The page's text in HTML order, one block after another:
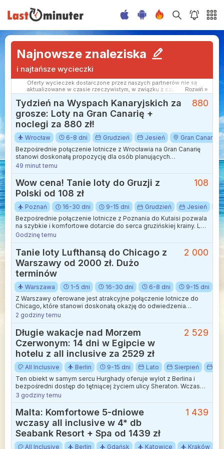
Najnowsze znaleziska
i najtańsze wycieczki
Oferty wycieczek dostarczone przez naszych partnerów nie są
aktualizowane w czasie rzeczywistym, w związku z czym ceny i
dostępność ofert mogą się nieznacznie różnić od aktualnych.
Dokładamy wszelkich starań aby rozbieżności były jak najmniejsze.
Rozwiń »
Tydzień na Wyspach Kanaryjskich za
grosze: Loty na Gran Canarię +
noclegi za 880 zł!
880
Wrocław 6-8 dni Grudzień Jesień
Gran Canaria
Bezpośrednie połączenie lotnicze z Wrocławia na Gran Canarię
stanowi doskonałą propozycję dla osób planujących
wypoczynek na archipelagu Wysp Kanaryjskich w okresie
zapewnia przelot trwający około pięciu i pół godziny, lądując w
samym sercu słonecznej Hiszpanii.
49 minut temu
Wow cena! Tanie loty do Gruzji z
Polski od 108 zł
108
Poznań 16-30 dni 9-15 dni Grudzień Jesień
Bezpośrednie połączenie lotnicze z Poznania do Kutaisi pozwala
na szybkie i komfortowe dotarcie do serca gruzińskiej krainy. Lot
z Wielkopolski trwa niespełna cztery godziny, co czyni ten
kierunek niezwykle atrakcyjnym celem na jesienną wyprawę.
Godzinę temu
Tanie loty Lufthansą do Chicago z
Warszawy od 2000 zł. Dużo
terminów
2 000
Warszawa 1-5 dni 16-30 dni 6-8 dni
9-15 dni
Z Warszawy oferowane jest atrakcyjne połączenie lotnicze do
Chicago, które stanowi doskonałą okazję do odwiedzenia
Stanów Zjednoczonych Ameryki. Podróż odbywa się z jedną
przesiadką we Frankfurcie nad Menem, co pozwala na chwilę
odpoczynku przed długim rejsem przez Ocean Atlantycki.
2 godziny temu
Długie wakacje nad Morzem
Czerwonym: 14 dni w Egipcie w
hotelu z all inclusive za 2529 zł
2 529
All Inclusive Berlin 9-15 dni Lato Sierpień
Ten obiekt w samym sercu Hurghady oferuje wylot z Berlina i
bezpośredni dostęp do tętniącej życiem ulicy Sheraton. Wczasy
w tym miejscu to doskonała propozycja dla osób, które chcą
poczuć rytm egipskiego kurortu, mając jednocześnie
zapewniony pełen komfort, ponieważ ta wycieczka jest w opcji
all inclusive. Na miejscu czekają dwa baseny zewnętrzne, w tym
sekcja ze zjeżdżalniami wodnymi, która dostarcza mnóstwo
radości zarówno dzieciom, jak i dorosłym.
3 godziny temu
Malta: Komfortowe 5-dniowe
wczasy all inclusive w 4* db
Seabank Resort + Spa od 1439 zł
1 439
All Inclusive Berlin Gdańsk Katowice Kraków